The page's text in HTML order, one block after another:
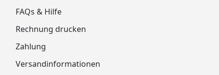
FAQs & Hilfe
Rechnung drucken
Zahlung
Versandinformationen